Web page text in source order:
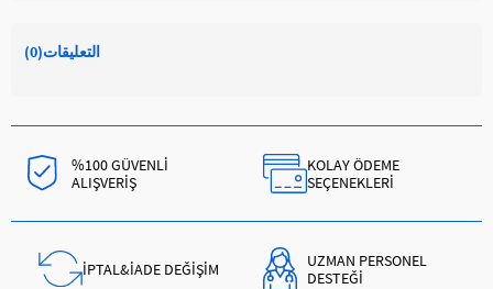
التعليقات(0)
%100 GÜVENLİ
ALIŞVERİŞ
KOLAY ÖDEME
SEÇENEKLERİ
İPTAL&İADE DEĞİŞİM
UZMAN PERSONEL
DESTEĞİ